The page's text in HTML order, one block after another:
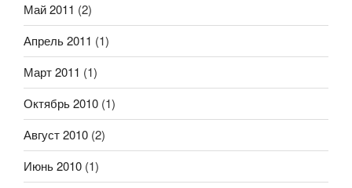
Май 2011 (2)
Апрель 2011 (1)
Март 2011 (1)
Октябрь 2010 (1)
Август 2010 (2)
Июнь 2010 (1)